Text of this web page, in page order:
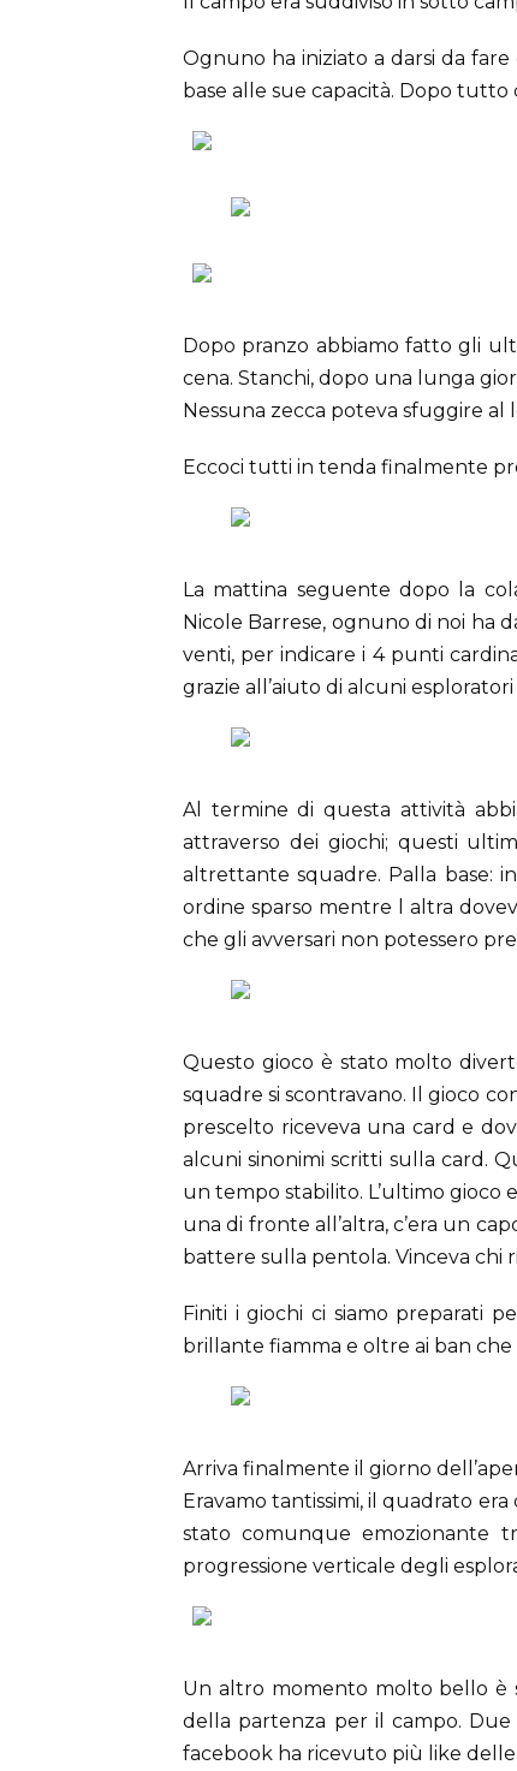
Ognuno ha iniziato a darsi da
base alle sue capacità. Dopo
Dopo pranzo abbiamo fatto gli
cena. Stanchi, dopo una lunga
Nessuna zecca poteva sfuggire
Eccoci tutti in tenda finalmente
La mattina seguente dopo la
Nicole Barrese, ognuno di noi ha
venti, per indicare i 4 punti
grazie all’aiuto di alcuni
Al termine di questa attività
attraverso dei giochi; questi
altrettante squadre. Palla base:
ordine sparso mentre l altra
che gli avversari non potessero
Questo gioco è stato molto
squadre si scontravano. Il gioco
prescelto riceveva una card e
alcuni sinonimi scritti sulla card.
un tempo stabilito. L’ultimo gioco
una di fronte all’altra, c’era un
battere sulla pentola. Vinceva chi
Finiti i giochi ci siamo preparati
brillante fiamma e oltre ai ban
Arriva finalmente il giorno
Eravamo tantissimi, il quadrato
stato comunque emozionante
progressione verticale degli
Un altro momento molto bello è
della partenza per il campo.
facebook ha ricevuto più like